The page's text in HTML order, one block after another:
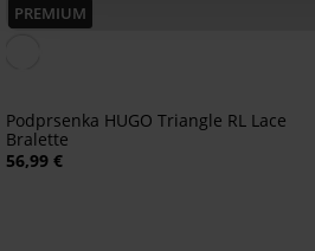
PREMIUM
Podprsenka HUGO Triangle RL Lace
Bralette
56,99 €